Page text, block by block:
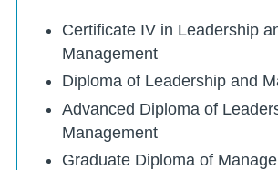
Certificate IV in Leadership
Management
Diploma of Leadership and
Advanced Diploma of
Management
Graduate Diploma of